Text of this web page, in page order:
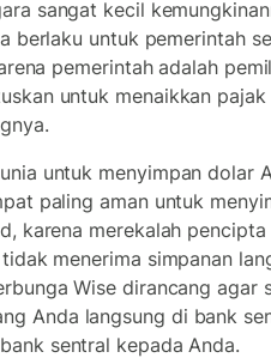
sangat kecil
berlaku untuk pemerintah
pemerintah adalah
untuk menaikkan
untuk menyimpan dolar
paling aman untuk
karena merekalah
menerima simpanan
Wise dirancang agar
Anda langsung di bank
sentral kepada Anda.